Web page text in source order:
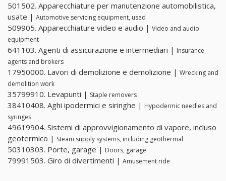
501502. Apparecchiature per manutenzione automobilistica,
usate | Automotive servicing equipment, used
509905. Apparecchiature video e audio | Video and audio
equipment
641103. Agenti di assicurazione e intermediari | Insurance
agents and brokers
17950000. Lavori di demolizione e demolizione | Wrecking and
demolition work
35799910. Levapunti | Staple removers
38410408. Aghi ipodermici e siringhe | Hypodermic needles and
syringes
49619904. Sistemi di approvvigionamento di vapore, incluso
geotermico | Steam supply systems, including geothermal
50310303. Porte, garage | Doors, garage
79991503. Giro di divertimenti | Amusement ride